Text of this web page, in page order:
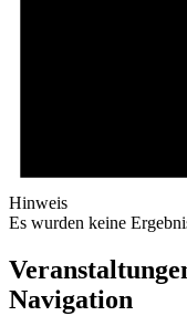
Hinweis
Es wurden keine
Navigation